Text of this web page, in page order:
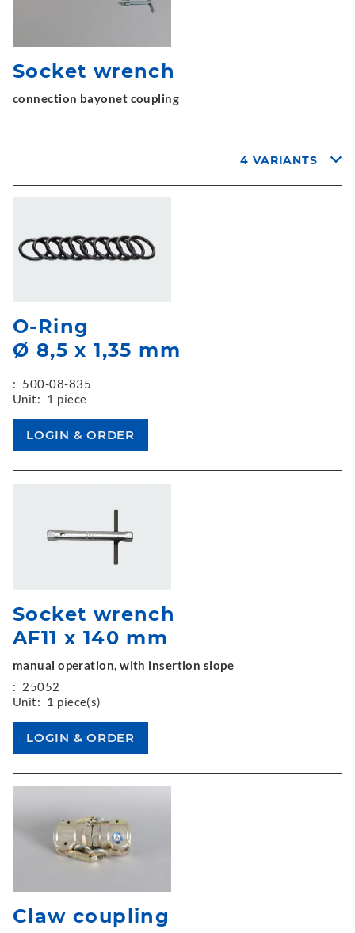
Socket wrench
connection bayonet coupling
4 VARIANTS
O-Ring
Ø 8,5 x 1,35 mm
: 500-08-835
Unit: 1 piece
Socket wrench
AF11 x 140 mm
manual operation, with insertion slope
: 25052
Unit: 1 piece(s)
Claw coupling